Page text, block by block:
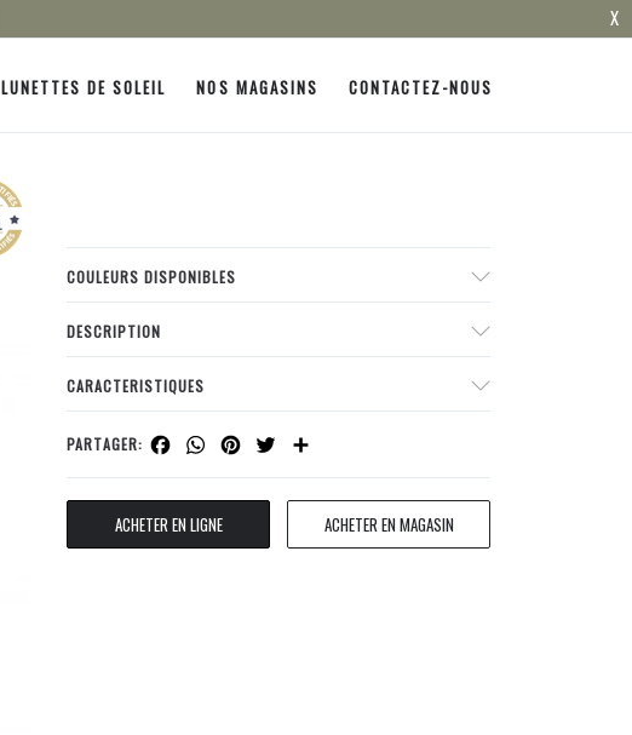
X
LUNETTES DE SOLEIL NOS MAGASINS CONTACTEZ-NOUS
COULEURS DISPONIBLES
DESCRIPTION
CARACTERISTIQUES
PARTAGER: Facebook
WhatsApp
Pinterest
Twitter
ACHETER EN LIGNE ACHETER EN MAGASIN